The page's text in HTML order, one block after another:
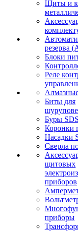
Щиты и
резерва
Блоки
Реле
Биты для
Буры
Коронки
Насадки
Сверла
щитовых
приборов
приборы